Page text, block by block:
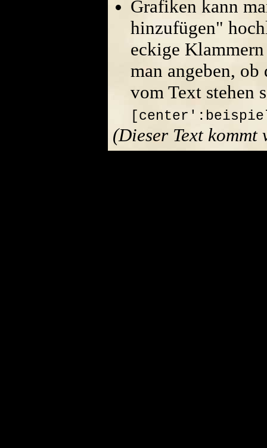
Grafiken kann
hinzufügen"
eckige
man angeben,
vom Text stehen
(Dieser Text kommt